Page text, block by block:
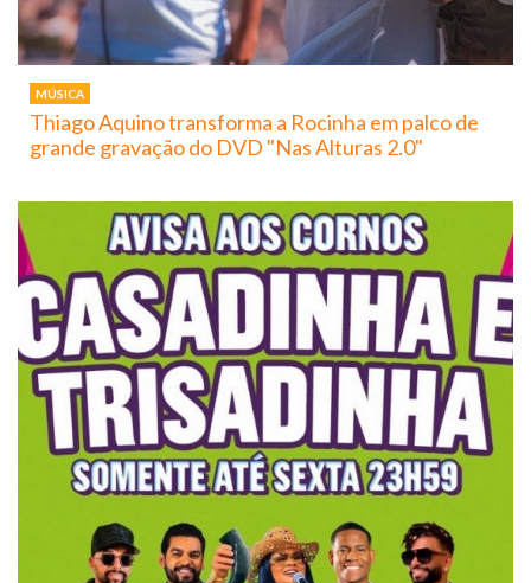
MÚSICA
Thiago Aquino transforma a Rocinha em palco de
grande gravação do DVD "Nas Alturas 2.0"